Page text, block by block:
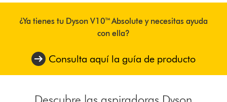
¿Ya tienes tu Dyson V10™ Absolute y necesitas ayuda
con ella?
Consulta aquí la guía de producto